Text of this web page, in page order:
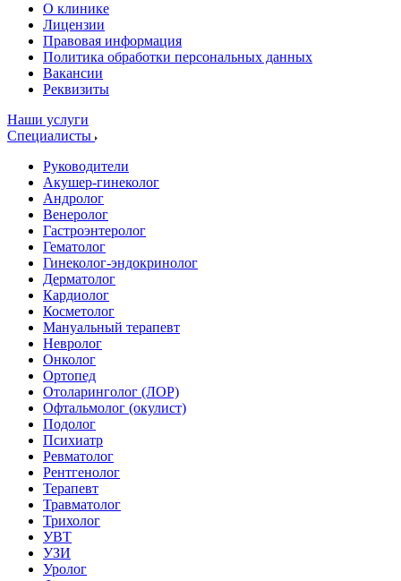
О клинике
Лицензии
Правовая информация
Политика обработки персональных данных
Вакансии
Реквизиты
Наши услуги
Специалисты
Руководители
Акушер-гинеколог
Андролог
Венеролог
Гастроэнтеролог
Гематолог
Гинеколог-эндокринолог
Дерматолог
Кардиолог
Косметолог
Мануальный терапевт
Невролог
Онколог
Ортопед
Отоларинголог (ЛОР)
Офтальмолог (окулист)
Подолог
Психиатр
Ревматолог
Рентгенолог
Терапевт
Травматолог
Трихолог
УВТ
УЗИ
Уролог